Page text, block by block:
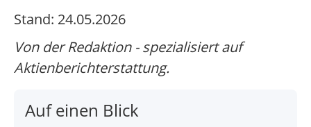
Stand: 24.05.2026
Von der Redaktion - spezialisiert auf
Aktienberichterstattung.
Auf einen Blick